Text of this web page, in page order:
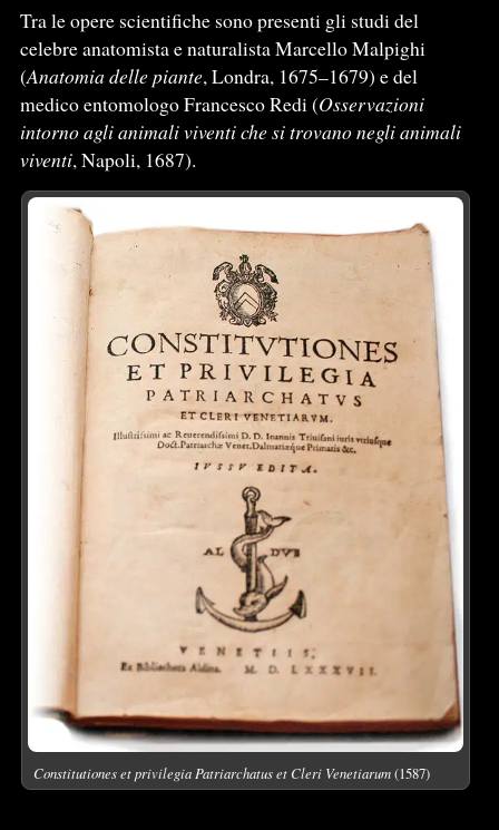
Tra le opere scientifiche sono presenti gli studi del
celebre anatomista e naturalista Marcello Malpighi
(Anatomia delle piante, Londra, 1675–1679) e del
medico entomologo Francesco Redi (Osservazioni
intorno agli animali viventi che si trovano negli animali
viventi, Napoli, 1687).
Constitutiones et privilegia Patriarchatus et Cleri Venetiarum(1587)